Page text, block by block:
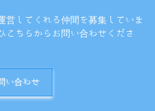
営してくれる仲間を募集していま
こちらからお問い合わせくださ
い合わせ